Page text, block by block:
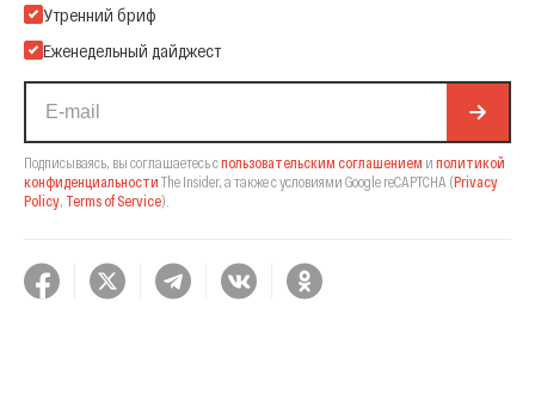
Подпишитесь на нашу Email-рассылку
Утренний бриф
Еженедельный дайджест
Подписываясь, вы соглашаетесь спользовательским соглашением и политикой
конфиденциальности The Insider, а также с условиями Google reCAPTCHA (Privacy
Policy, Terms of Service).